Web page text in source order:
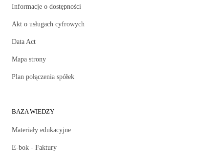
Informacje o dostępności
Akt o usługach cyfrowych
Data Act
Mapa strony
Plan połączenia spółek
BAZA WIEDZY
Materiały edukacyjne
E-bok - Faktury